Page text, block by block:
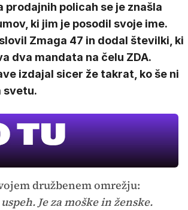
prodajnih policah se je znašla
ki jim je posodil svoje ime.
Zmaga 47 in dodal številki, ki
dva mandata na čelu ZDA.
izdajal sicer že takrat, ko še ni
svetu.
družbenem omrežju:
Je za moške in ženske.